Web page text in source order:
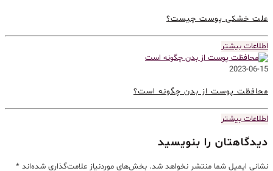
علت خشکی پوست چیست؟
اطلاعات بیشتر
2023-06-15
محافظت پوست از بدن چگونه است؟
اطلاعات بیشتر
دیدگاهتان را بنویسید
نشانی ایمیل شما منتشر نخواهد شد. بخش‌های موردنیاز علامت‌گذاری شده‌اند *